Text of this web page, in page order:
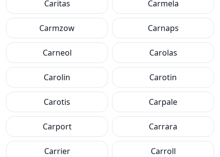
Caritas Carmela
Carmzow Carnaps
Carneol Carolas
Carolin Carotin
Carotis Carpale
Carport Carrara
Carrier Carroll